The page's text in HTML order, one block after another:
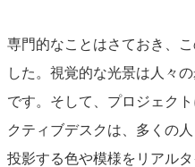
専門的なことはさておき、
した。視覚的な光景は人々
です。そして、プロジェク
クティブデスクは、多くの
投影する色や模様をリアル